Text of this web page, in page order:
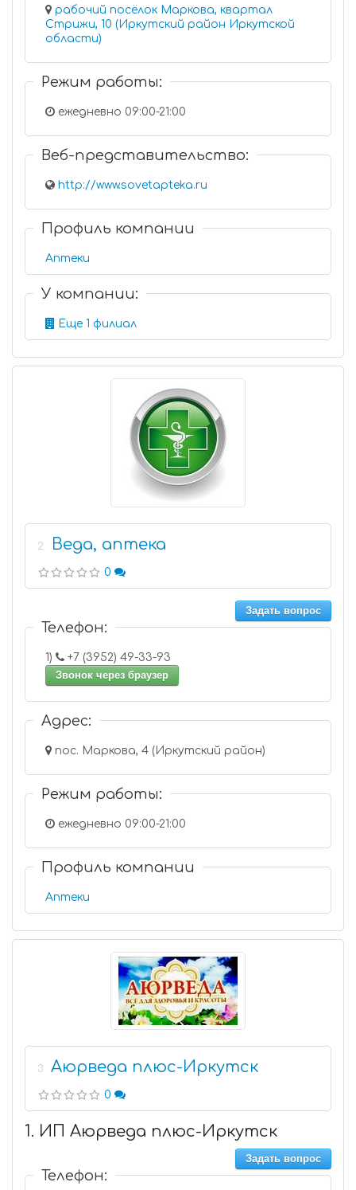
рабочий посёлок Маркова, квартал
Стрижи, 10 (Иркутский район Иркутской
области)
Режим работы:
ежедневно 09:00-21:00
Веб-представительство:
http://www.sovetapteka.ru
Профиль компании
Аптеки
У компании:
Еще 1 филиал
2 Веда, аптека
0
Задать вопрос
Телефон:
1)
+7 (3952) 49-33-93
Звонок через браузер
Адрес:
пос. Маркова, 4 (Иркутский район)
Режим работы:
ежедневно 09:00-21:00
Профиль компании
Аптеки
3 Аюрведа плюс-Иркутск
0
1. ИП Аюрведа плюс-Иркутск
Задать вопрос
Телефон: